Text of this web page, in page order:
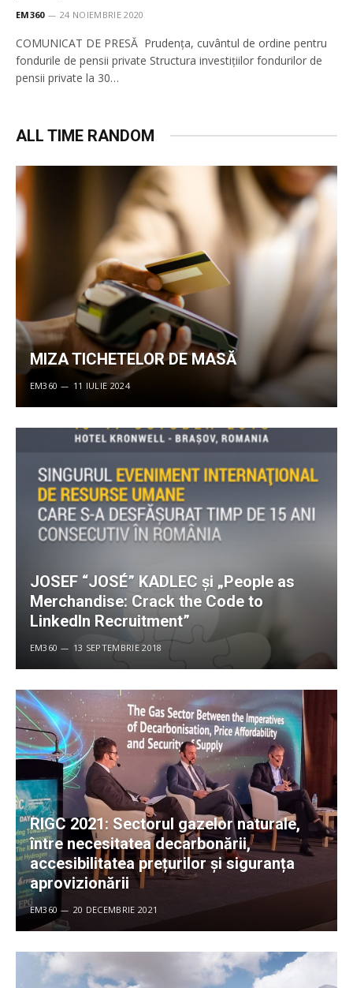
EM360 24 NOIEMBRIE 2020
COMUNICAT DE PRESĂ Prudența, cuvântul de ordine pentru
fondurile de pensii private Structura investițiilor fondurilor de
pensii private la 30…
ALL TIME RANDOM
MIZA TICHETELOR DE MASĂ
EM360 11 IULIE 2024
JOSEF “JOSÉ” KADLEC și „People as
Merchandise: Crack the Code to
LinkedIn Recruitment”
EM360 13 SEPTEMBRIE 2018
RIGC 2021: Sectorul gazelor naturale,
între necesitatea decarbonării,
accesibilitatea prețurilor și siguranța
aprovizionării
EM360 20 DECEMBRIE 2021